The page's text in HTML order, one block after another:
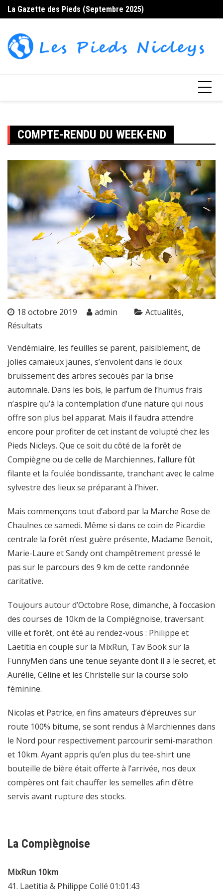
Skip
to
La Gazette des Pieds (Septembre 2025)
COMPTE-RENDU DU WEEK-END
18 octobre 2019 admin
Actualités
Résultats
Vendémiaire, les feuilles se parent, paisiblement, de
jolies camaïeux jaunes, s’envolent dans le doux
bruissement des arbres secoués par la brise
automnale. Dans les bois, le parfum de l’humus frais
n’aspire qu’à la contemplation d’une nature qui nous
offre son plus bel apparat. Mais il faudra attendre
encore pour profiter de cet instant de volupté chez les
Pieds Nicleys. Que ce soit du côté de la forêt de
Compiègne ou de celle de Marchiennes, l’allure fût
filante et la foulée bondissante, tranchant avec le calme
sylvestre des lieux se préparant à l’hiver.
Mais commençons tout d’abord par la Marche Rose de
Chaulnes ce samedi. Même si dans ce coin de Picardie
centrale la forêt n’est guère présente, Madame Benoit,
Marie-Laure et Sandy ont champêtrement pressé le
pas sur le parcours des 9 km de cette randonnée
caritative.
Toujours autour d’Octobre Rose, dimanche, à l’occasion
des courses de 10km de la Compiégnoise, traversant
ville et forêt, ont été au rendez-vous : Philippe et
Laetitia en couple sur la MixRun, Tav Book sur la
FunnyMen dans une tenue seyante dont il a le secret, et
Aurélie, Céline et les Christelle sur la course solo
féminine.
Nicolas et Patrice, en fins amateurs d’épreuves sur
route 100% bitume, se sont rendus à Marchiennes dans
le Nord pour respectivement parcourir semi-marathon
et 10km. Ayant appris qu’en plus du tee-shirt une
bouteille de bière était offerte à l’arrivée, nos deux
compères ont fait chauffer les semelles afin d’être
servis avant rupture des stocks.
La Compiègnoise
MixRun 10km
41. Laetitia & Philippe Collé 01:01:43